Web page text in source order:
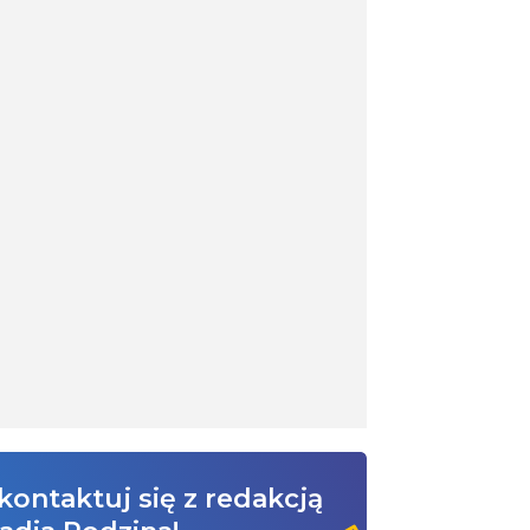
się z redakcją